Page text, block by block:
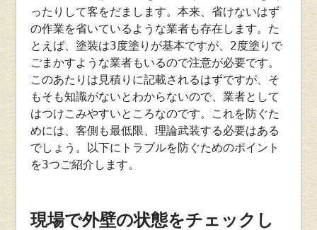
ったりして客をだまします。本来、省けないはず
の作業を省いているような業者も存在します。た
とえば、塗装は3度塗りが基本ですが、2度塗りで
ごまかすような業者もいるので注意が必要です。
このあたりは見積りに記載されるはずですが、そ
もそも知識がないとわからないので、業者として
はつけこみやすいところなのです。これを防ぐた
めには、客側も最低限、理論武装する必要はある
でしょう。以下にトラブルを防ぐためのポイント
を3つご紹介します。
現場で外壁の状態をチェックし